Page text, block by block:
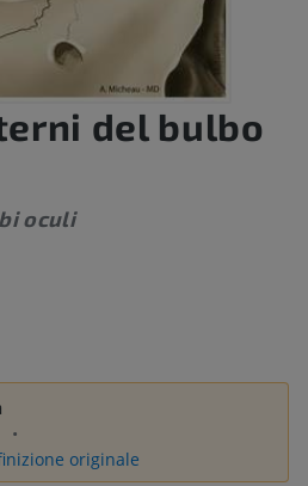
del bulbo
oculi
originale